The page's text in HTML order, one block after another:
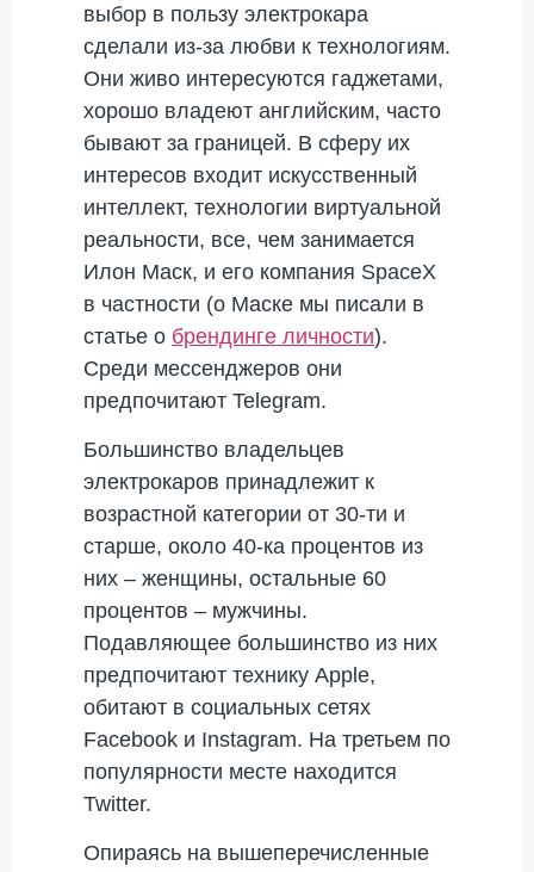
выбор в пользу электрокара
сделали из-за любви к технологиям.
Они живо интересуются гаджетами,
хорошо владеют английским, часто
бывают за границей. В сферу их
интересов входит искусственный
интеллект, технологии виртуальной
реальности, все, чем занимается
Илон Маск, и его компания SpaceX
в частности (о Маске мы писали в
статье о брендинге личности).
Среди мессенджеров они
предпочитают Telegram.
Большинство владельцев
электрокаров принадлежит к
возрастной категории от 30-ти и
старше, около 40-ка процентов из
них – женщины, остальные 60
процентов – мужчины.
Подавляющее большинство из них
предпочитают технику Apple,
обитают в социальных сетях
Facebook и Instagram. На третьем по
популярности месте находится
Twitter.
Опираясь на вышеперечисленные